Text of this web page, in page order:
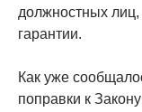
должностных лиц,
гарантии.
Как уже
поправки к